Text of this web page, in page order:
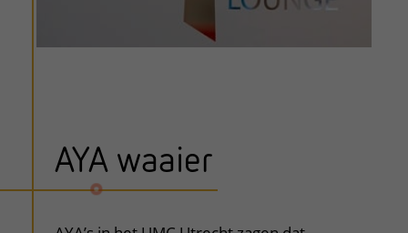
AYA waaier